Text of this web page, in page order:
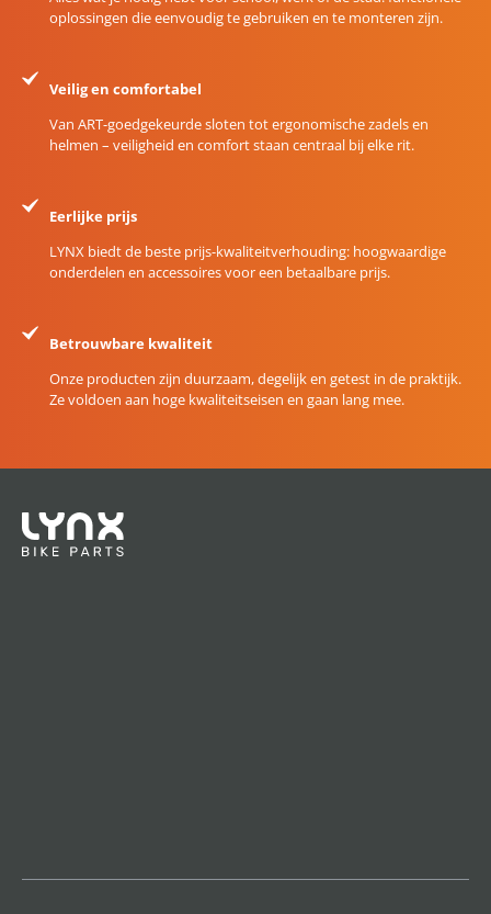
oplossingen die eenvoudig te gebruiken en te monteren zijn.
Veilig en comfortabel
Van ART-goedgekeurde sloten tot ergonomische zadels en
helmen – veiligheid en comfort staan centraal bij elke rit.
Eerlijke prijs
LYNX biedt de beste prijs-kwaliteitverhouding: hoogwaardige
onderdelen en accessoires voor een betaalbare prijs.
Betrouwbare kwaliteit
Onze producten zijn duurzaam, degelijk en getest in de praktijk.
Ze voldoen aan hoge kwaliteitseisen en gaan lang mee.